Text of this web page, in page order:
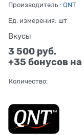
Производитель : QNT
Ед. измерения: шт
Вкусы
3 500 руб.
+35 бонусов
Количество: